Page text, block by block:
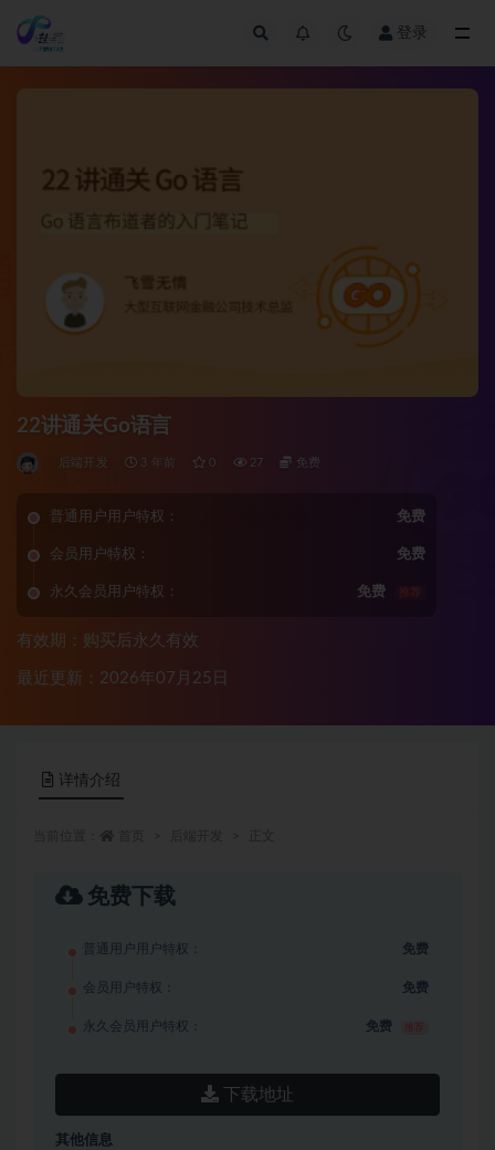
登录
22讲通关Go语言
后端开发 3 年前 0 27 免费
普通用户用户特权： 免费
会员用户特权： 免费
永久会员用户特权： 免费 推荐
有效期：购买后永久有效
最近更新：2026年07月25日
详情介绍
免费下载
普通用户用户特权： 免费
会员用户特权： 免费
永久会员用户特权： 免费
下载地址
其他信息